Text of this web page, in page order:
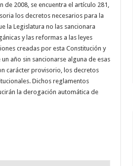
2008, se encuentra el artículo 281,
los decretos necesarios para la
la Legislatura no las sancionara
y las reformas a las leyes
creadas por esta Constitución y
año sin sancionarse alguna de esas
carácter provisorio, los decretos
Dichos reglamentos
la derogación automática de